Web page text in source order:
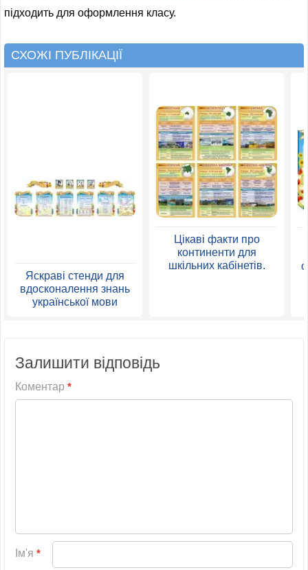
підходить для оформлення класу.
СХОЖІ ПУБЛІКАЦІЇ
Яскраві стенди для
вдосконалення знань
української мови
Цікаві факти про
континенти для
шкільних кабінетів.
Залишити відповідь
Коментар *
Ім'я *